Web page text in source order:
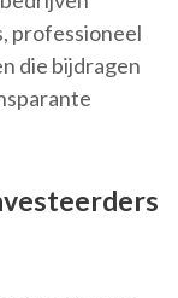
professioneel
die bijdragen